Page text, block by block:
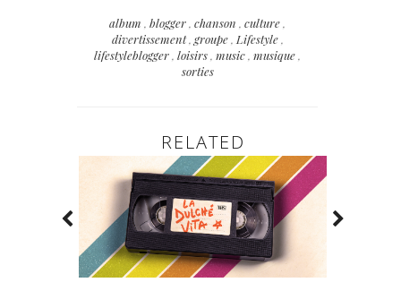
album , blogger, chanson , culture,
divertissement, groupe, Lifestyle,
lifestyleblogger, loisirs, music, musique,
sorties
RELATED